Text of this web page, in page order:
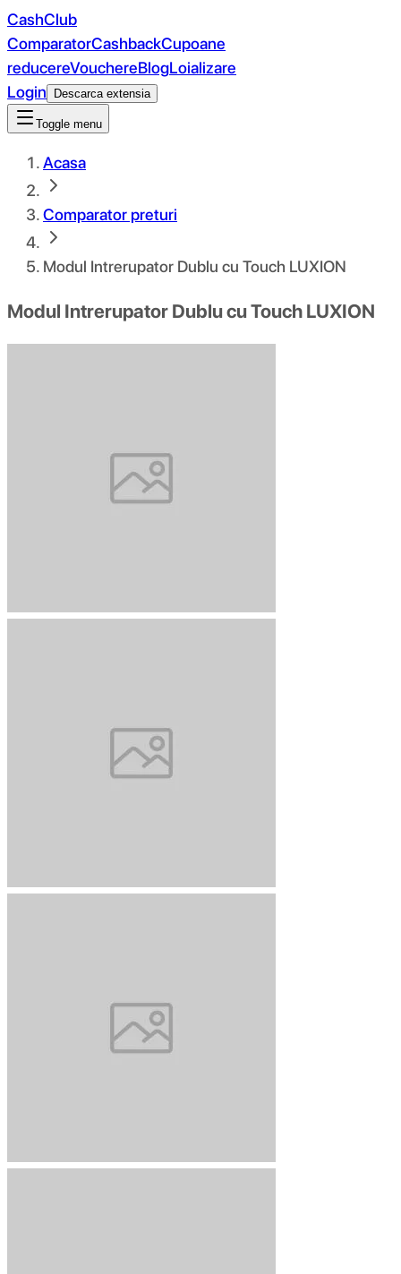
CashClub
ComparatorCashbackCupoane
reducereVouchereBlogLoializare
Login
Descarca extensia
Toggle menu
Acasa
Comparator preturi
Modul Intrerupator Dublu cu Touch LUXION
Modul Intrerupator Dublu cu Touch LUXION